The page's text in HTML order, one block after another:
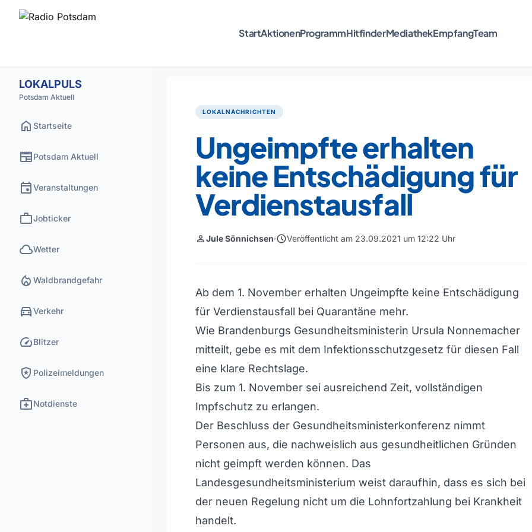
StartAktionenProgrammHitfinderMediathekEmpfangTeam
LOKALPULS
Potsdam Aktuell
home Startseite
newspaperPotsdam Aktuell
eventVeranstaltungen
workJobticker
cloudWetter
local_fire_department Waldbrandgefahr
directions_carVerkehr
speedBlitzer
local_police Polizeimeldungen
medical_servicesNotdienste
LOKALNACHRICHTEN
Ungeimpfte erhalten
keine Entschädigung für
Verdienstausfall
personJule Sönnichsen scheduleVeröffentlicht am 23.09.2021 um 12:22 Uhr
Ab dem 1. November erhalten Ungeimpfte keine Entschädigung
für Verdienstausfall bei Quarantäne mehr.
Wie Brandenburgs Gesundheitsministerin Ursula Nonnemacher
mitteilt, gebe es mit dem Infektionsschutzgesetz für diesen Fall
eine klare Rechtslage.
Bis zum 1. November sei ausreichend Zeit, vollständigen
Impfschutz zu erlangen.
Der Beschluss der Gesundheitsministerkonferenz nimmt
Personen aus, die nachweislich aus gesundheitlichen Gründen
nicht geimpft werden können. Das
Landesgesundheitsministerium weist daraufhin, dass es sich bei
der neuen Regelung nicht um die Lohnfortzahlung bei Krankheit
handelt.